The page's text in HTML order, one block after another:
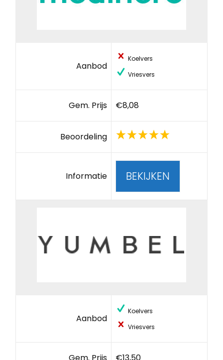
Aanbod
Koelvers
Vriesvers
Gem. Prijs €8,08
Beoordeling
Informatie BEKIJKEN
Aanbod
Koelvers
Vriesvers